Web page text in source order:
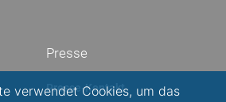
Presse
Presse-Kontakt
verwendet Cookies, um das